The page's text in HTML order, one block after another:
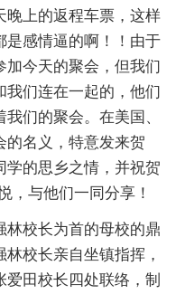
晚上的返程车票，这样
是感情逼的啊！！由于
加今天的聚会，但我们
我们连在一起的，他们
们的聚会。在美国、
的名义，特意发来贺
学的思乡之情，并祝贺
，与他们一同分享！
林校长为首的母校的鼎
校长亲自坐镇指挥，
田校长四处联络，制